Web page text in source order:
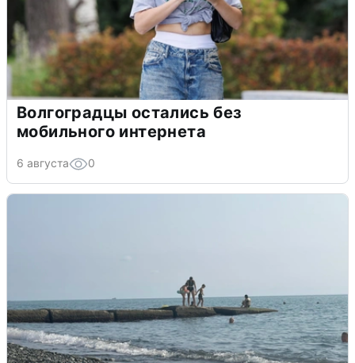
Волгоградцы остались без
мобильного интернета
6 августа 0